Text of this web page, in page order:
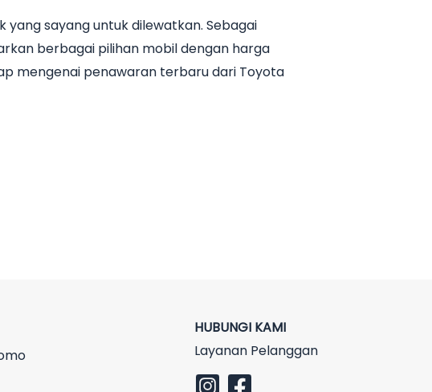
sayang untuk dilewatkan. Sebagai
berbagai pilihan mobil dengan harga
mengenai penawaran terbaru dari Toyota
HUBUNGI KAMI
Layanan Pelanggan